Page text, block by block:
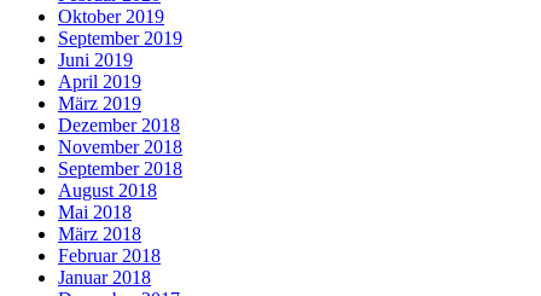
Oktober 2019
September 2019
Juni 2019
April 2019
März 2019
Dezember 2018
November 2018
September 2018
August 2018
Mai 2018
März 2018
Februar 2018
Januar 2018